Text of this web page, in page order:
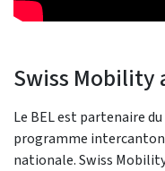
Swiss Mobility
Le BEL est partenaire
programme
nationale. Swiss